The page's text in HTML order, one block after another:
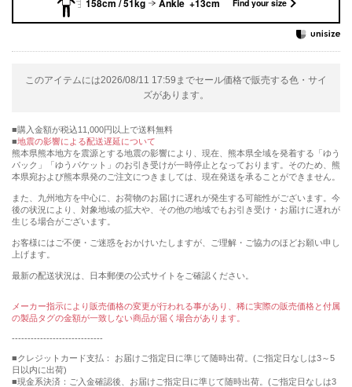
Find your size
このアイテムには2026/08/11 17:59までセール価格で販売する色・サイ
ズがあります。
購入金額が税込11,000円以上で送料無料
地震の影響による配送遅延について
熊本県熊本地方を震源とする地震の影響により、現在、熊本県全域を発着する「ゆう
パック」「ゆうパケット」のお引き受けが一時停止となっております。そのため、熊
本県宛および熊本県発のご注文につきましては、現在発送を承ることができません。
また、九州地方を中心に、お荷物のお届けに遅れが発生する可能性がございます。今
後の状況により、対象地域の拡大や、その他の地域でもお引き受け・お届けに遅れが
生じる場合がございます。
お客様にはご不便・ご迷惑をおかけいたしますが、ご理解・ご協力のほどお願い申し
上げます。
最新の配送状況は、日本郵便の公式サイトをご確認ください。
メーカー指示により販売価格の変更が行われる事があり、稀に実際の販売価格と付属
の製品タグの金額が一致しない商品が届く場合があります。
-----------------------------
■クレジットカード支払： お届けご指定日に準じて随時出荷。(ご指定日なしは3～5
日以内に出荷)
■現金系決済：ご入金確認後、お届けご指定日に準じて随時出荷。(ご指定日なしは3